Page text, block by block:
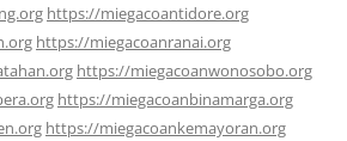
https://miegacoantidore.org
https://miegacoanranai.org
https://miegacoanwonosobo.org
https://miegacoanbinamarga.org
https://miegacoankemayoran.org